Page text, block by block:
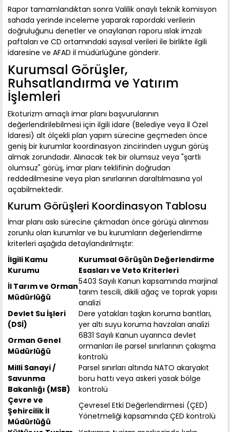
Rapor tamamlandıktan sonra Valilik onaylı teknik komisyon
sahada yerinde inceleme yaparak rapordaki verilerin
doğruluğunu denetler ve onaylanan raporu ıslak imzalı
paftaları ve CD ortamındaki sayısal verileri ile birlikte ilgili
idaresine ve AFAD il müdürlüğüne gönderir.
Kurumsal Görüşler,
Ruhsatlandırma ve Yatırım
İşlemleri
Ekoturizm amaçlı imar planı başvurularının
değerlendirilebilmesi için ilgili idare (Belediye veya İl Özel
İdaresi) alt ölçekli plan yapım sürecine geçmeden önce
geniş bir kurumlar koordinasyon zincirinden uygun görüş
almak zorundadır. Alınacak tek bir olumsuz veya "şartlı
olumsuz" görüş, imar planı teklifinin doğrudan
reddedilmesine veya plan sınırlarının daraltılmasına yol
açabilmektedir.
Kurum Görüşleri Koordinasyon Tablosu
İmar planı askı sürecine çıkmadan önce görüşü alınması
zorunlu olan kurumlar ve bu kurumların değerlendirme
kriterleri aşağıda detaylandırılmıştır:
İlgili Kamu
Kurumu
Kurumsal Görüşün Değerlendirme
Esasları ve Veto Kriterleri
İl Tarım ve Orman
Müdürlüğü
5403 Sayılı Kanun kapsamında marjinal
tarım tescili, dikili ağaç ve toprak yapısı
analizi
Devlet Su İşleri
(DSİ)
Dere yatakları taşkın koruma bantları,
yer altı suyu koruma havzaları analizi
Orman Genel
Müdürlüğü
6831 Sayılı Kanun uyarınca devlet
ormanları ile parsel sınırlarının çakışma
kontrolü
Milli Sanayi /
Savunma
Bakanlığı (MSB)
Parsel sınırları altında NATO akaryakıt
boru hattı veya askeri yasak bölge
kontrolü
Çevre ve
Şehircilik İl
Müdürlüğü
Çevresel Etki Değerlendirmesi (ÇED)
Yönetmeliği kapsamında ÇED kontrolü